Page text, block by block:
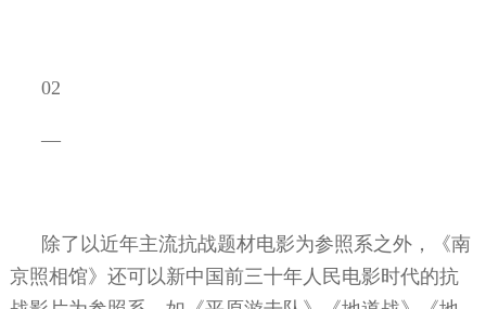
02
—
除了以近年主流抗战题材电影为参照系之外，《南
京照相馆》还可以新中国前三十年人民电影时代的抗